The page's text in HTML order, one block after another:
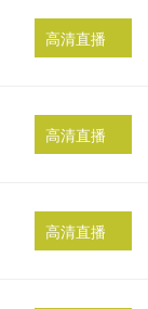
高清直播
高清直播
高清直播